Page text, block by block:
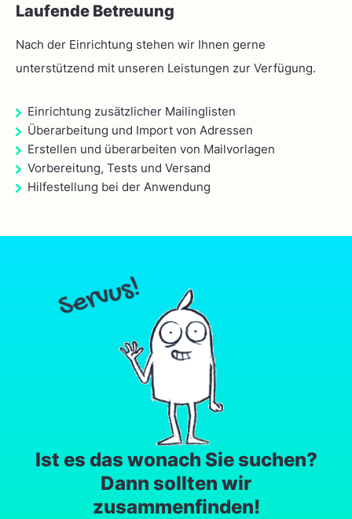
Laufende Betreuung
Nach der Einrichtung stehen wir Ihnen gerne
unterstützend mit unseren Leistungen zur Verfügung.
Einrichtung zusätzlicher Mailinglisten
Überarbeitung und Import von Adressen
Erstellen und überarbeiten von Mailvorlagen
Vorbereitung, Tests und Versand
Hilfestellung bei der Anwendung
Ist es das wonach Sie suchen?
Dann sollten wir
zusammenfinden!